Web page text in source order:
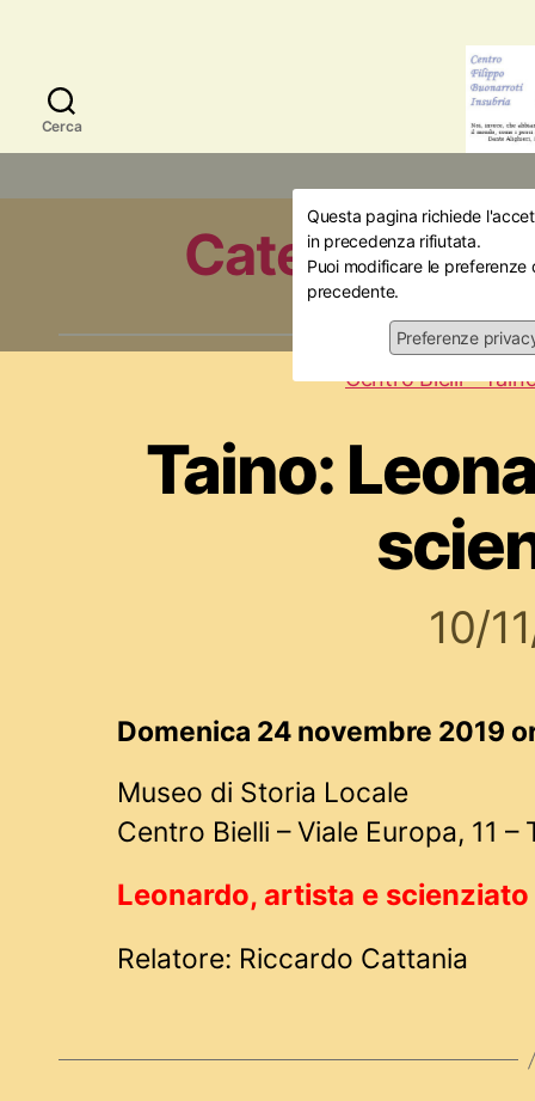
Cerca
Questa pagina richiede
in precedenza rifiutata.
Puoi modificare le
precedente.
Preferenze
Categoria:
Centro Bielli -
Taino:
10/
Domenica 24 novembre 2019
Museo di Storia Locale
Centro Bielli – Viale Europa, 11 –
Leonardo, artista e scienziato
Relatore: Riccardo Cattania